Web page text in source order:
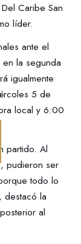
Caribe San
líder.
ante el
la segunda
igualmente
5 de
local y 6:00
partido. Al
pudieron ser
todo lo
destacó la
al